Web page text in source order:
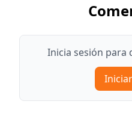
Inicia sesión para